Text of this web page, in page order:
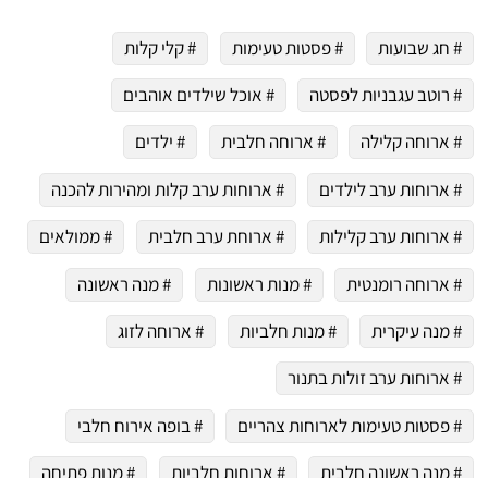
# חג שבועות # פסטות טעימות
# קלי קלות
# רוטב עגבניות לפסטה
# אוכל שילדים אוהבים
# ארוחה קלילה
# ארוחה חלבית
# ילדים
# ארוחות ערב לילדים
# ארוחות ערב קלות ומהירות להכנה
# ארוחות ערב קלילות
# ארוחת ערב חלבית
# ממולאים
# ארוחה רומנטית
# מנות ראשונות
# מנה ראשונה
# מנה עיקרית
# מנות חלביות
# ארוחה לזוג
# ארוחות ערב זולות בתנור
# פסטות טעימות לארוחות צהריים
# בופה אירוח חלבי
# מנה ראשונה חלבית
# ארוחות חלביות # מנות פתיחה